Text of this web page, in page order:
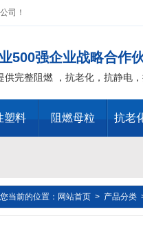
司！
500强企业战略合作
供完整阻燃 ，抗老化，抗静电
塑料 阻燃母粒 抗老
三氧化二锑替代物 PVC 无卤
您当前的位置： 网站首页 > 产品分类